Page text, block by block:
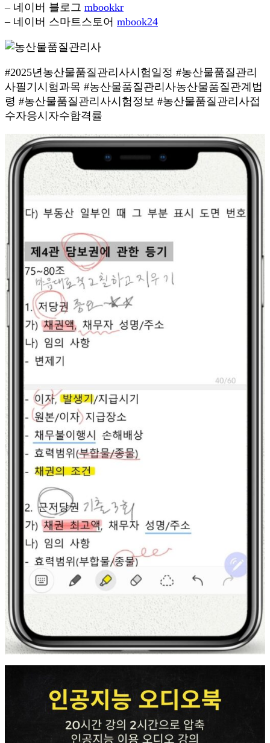
– 네이버 블로그 mbookkr
– 네이버 스마트스토어 mbook24
#2025년농산물품질관리사시험일정 #농산물품질관리
사필기시험과목 #농산물품질관리사농산물품질관계법
령 #농산물품질관리사시험정보 #농산물품질관리사접
수자응시자수합격률